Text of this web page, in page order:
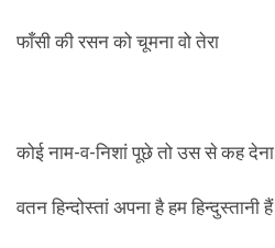
फाँसी की रसन को चूमना वो तेरा
कोई नाम-व-निशां पूछे तो उस से कह देना
वतन हिन्दोस्तां अपना है हम हिन्दुस्तानी हैं